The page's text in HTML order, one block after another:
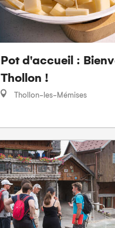
Pot d'accueil :
Thollon !
Thollon-les-Mémises